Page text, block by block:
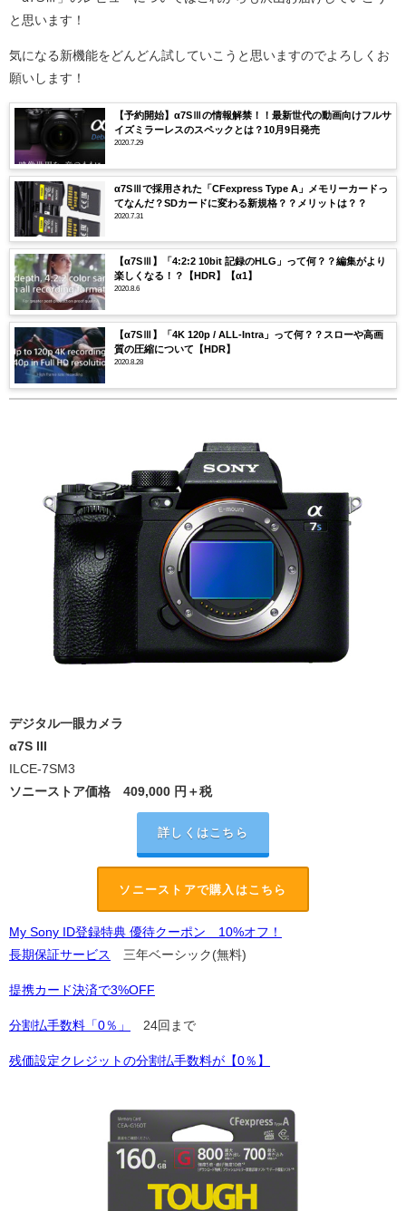
と思います！
気になる新機能をどんどん試していこうと思いますのでよろしくお
願いします！
【予約開始】α7SⅢの情報解禁！！最新世代の動画向けフルサ
イズミラーレスのスペックとは？10月9日発売
2020.7.29
α7SⅢで採用された「CFexpress Type A」メモリーカードっ
てなんだ？SDカードに変わる新規格？？メリットは？？
2020.7.31
【α7SⅢ】「4:2:2 10bit 記録のHLG」って何？？編集がより
楽しくなる！？【HDR】【α1】
2020.8.6
【α7SⅢ】「4K 120p / ALL-Intra」って何？？スローや高画
質の圧縮について【HDR】
2020.8.28
デジタル一眼カメラ
α7S III
ILCE-7SM3
ソニーストア価格 409,000 円＋税
詳しくはこちら
ソニーストアで購入はこちら
My Sony ID登録特典 優待クーポン 10%オフ！
長期保証サービス
三年ベーシック(無料)
提携カード決済で3%OFF
分割払手数料「0％」 24回まで
残価設定クレジットの分割払手数料が【0％】